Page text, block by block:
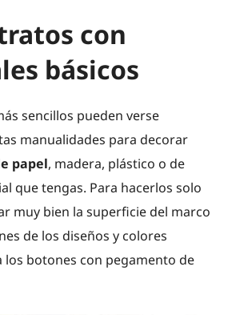
con
básicos
sencillos pueden verse
manualidades para decorar
papel, madera, plástico o de
que tengas. Para hacerlos solo
muy bien la superficie del marco
de los diseños y colores
los botones con pegamento de